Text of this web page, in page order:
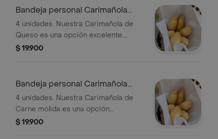
ideal para reuniones o para saciar
ese antojito 30 a 35 gramos
Bandeja personal Carimañola
Queso x 4
4 unidades. Nuestra Carimañola de
Queso es una opción excelente.
100% yuca no lleva harina para nada.
tipo coctel ideal para reuniones o
para saciar ese antojito (30 a 35
gramos)
$ 19.900
Bandeja personal Carimañola
Carne x 4
4 unidades. Nuestra Carimañola de
Carne molida es una opción
excelente. 100% yuca no lleva harina
$ 19.900